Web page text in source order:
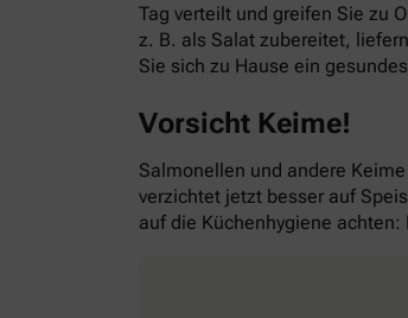
Tag verteilt und greifen Sie zu
z. B. als Salat zubereitet,
Sie sich zu Hause ein
Vorsicht Keime!
Salmonellen und andere
verzichtet jetzt besser auf
auf die Küchenhygiene